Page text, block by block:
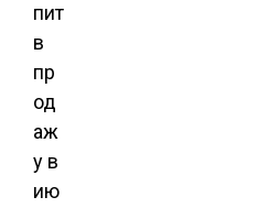
пит
в
пр
од
аж
у в
ию